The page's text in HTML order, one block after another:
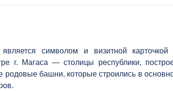
символом и визитной
г. Магаса — столицы республики,
родовые башни, которые строились в